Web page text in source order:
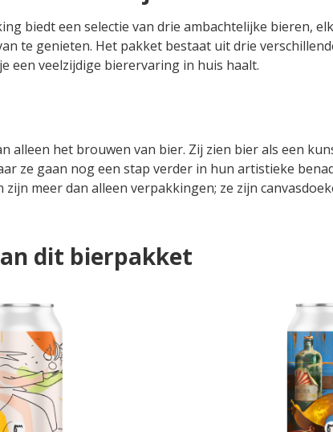
biedt een selectie van drie ambachtelijke bieren,
te genieten. Het pakket bestaat uit drie
een veelzijdige bierervaring in huis haalt.
alleen het brouwen van bier. Zij zien bier als een
ze gaan nog een stap verder in hun artistieke
meer dan alleen verpakkingen; ze zijn
dit bierpakket